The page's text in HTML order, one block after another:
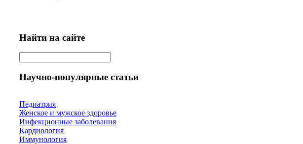
Найти на сайте
Научно-популярные статьи
Педиатрия
Женское и мужское здоровье
Инфекционные заболевания
Кардиология
Иммунология